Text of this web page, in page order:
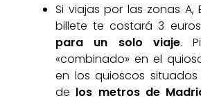
Si viajas por las zonas A,
billete te costará 3
para un solo viaje.
«combinado» en el
en los quioscos
de los metros de